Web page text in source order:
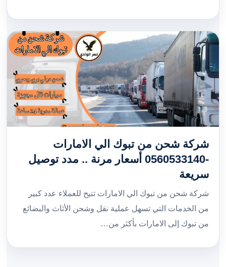
شركة شحن من تبوك الي الامارات
-0560533140 أسعار مرنة .. مدد توصيل
سريعة
شركة شحن من تبوك الي الامارات تتيح للعملاء عدد كبير
من الخدمات التي تسهل عملية نقل وشحن الأثاث والبضائع
من تبوك إلى الامارات بأكثر من…